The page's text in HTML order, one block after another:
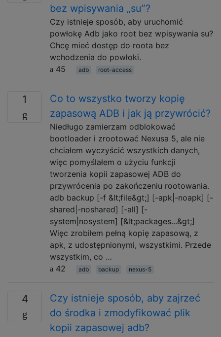
bez wpisywania „su”?
Czy istnieje sposób, aby uruchomić
powłokę Adb jako root bez wpisywania su?
Chcę mieć dostęp do roota bez
wchodzenia do powłoki.
45
adb root-access
1
Co to wszystko tworzy kopię
zapasową ADB i jak ją przywrócić?
Niedługo zamierzam odblokować
bootloader i zrootować Nexusa 5, ale nie
chciałem wyczyścić wszystkich danych,
więc pomyślałem o użyciu funkcji
tworzenia kopii zapasowej ADB do
przywrócenia po zakończeniu rootowania.
adb backup [-f &lt;file&gt;] [-apk|-noapk] [-
shared|-noshared] [-all] [-
system|nosystem] [&lt;packages...&gt;]
Więc zrobiłem pełną kopię zapasową, z
apk, z udostępnionymi, wszystkimi. Przede
wszystkim, co …
42
adb backup nexus-5
4
Czy istnieje sposób, aby zajrzeć
do środka i zmodyfikować plik
kopii zapasowej adb?